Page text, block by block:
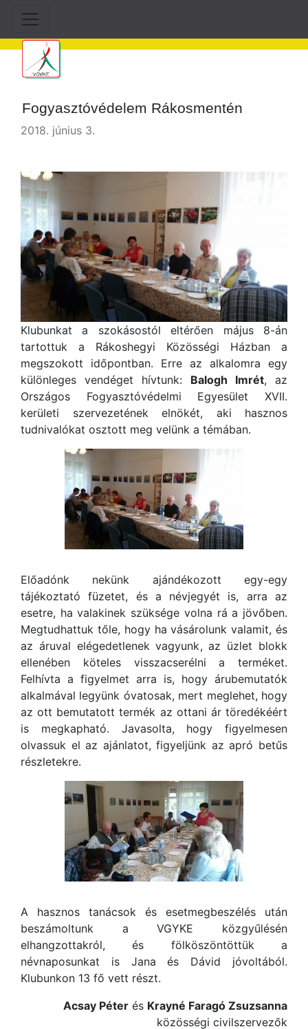
Fogyasztóvédelem Rákosmentén
2018. június 3.
Klubunkat a szokásostól eltérően május 8-án
tartottuk a Rákoshegyi Közösségi Házban a
megszokott időpontban. Erre az alkalomra egy
különleges vendéget hívtunk: Balogh Imrét, az
Országos Fogyasztóvédelmi Egyesület XVII.
kerületi szervezetének elnökét, aki hasznos
tudnivalókat osztott meg velünk a témában.
Előadónk nekünk ajándékozott egy-egy
tájékoztató füzetet, és a névjegyét is, arra az
esetre, ha valakinek szüksége volna rá a jövőben.
Megtudhattuk tőle, hogy ha vásárolunk valamit, és
az áruval elégedetlenek vagyunk, az üzlet blokk
ellenében köteles visszacserélni a terméket.
Felhívta a figyelmet arra is, hogy árubemutatók
alkalmával legyünk óvatosak, mert meglehet, hogy
az ott bemutatott termék az ottani ár töredékéért
is megkapható. Javasolta, hogy figyelmesen
olvassuk el az ajánlatot, figyeljünk az apró betűs
részletekre.
A hasznos tanácsok és esetmegbeszélés után
beszámoltunk a VGYKE közgyűlésén
elhangzottakról, és fölköszöntöttük a
névnaposunkat is Jana és Dávid jóvoltából.
Klubunkon 13 fő vett részt.
Acsay Péter és Krayné Faragó Zsuzsanna
közösségi civilszervezők